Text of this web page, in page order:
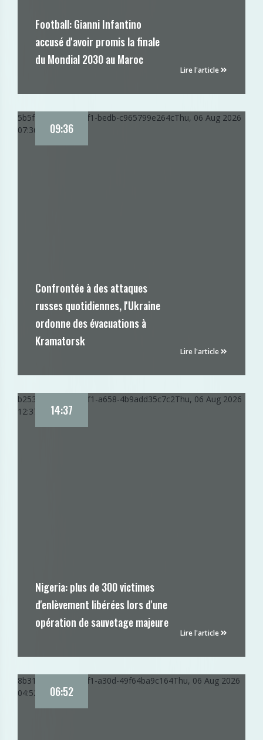
Football: Gianni Infantino
accusé d'avoir promis la finale
du Mondial 2030 au Maroc
Lire l'article
5b5f790c-9168-11f1-bedb-c965799e264cThu, 06 Aug 2026
07:36:26 GMT
Confrontée à des attaques
russes quotidiennes, l'Ukraine
ordonne des évacuations à
Kramatorsk
09:36
Lire l'article
b2535310-918f-11f1-a658-4b9add35c7c2Thu, 06 Aug 2026
12:37:57 GMT
Nigeria: plus de 300 victimes
d'enlèvement libérées lors d'une
opération de sauvetage majeure
14:37
Lire l'article
8b310fc8-9150-11f1-a30d-49f64ba9c164Thu, 06 Aug 2026
04:52:57 GMT
06:52